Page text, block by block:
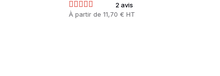
2 avis
Prix
À partir de 11,70 € HT